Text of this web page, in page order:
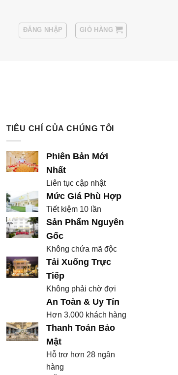
ĐĂNG NHẬP GIỎ HÀNG
TIÊU CHÍ CỦA CHÚNG TÔI
Phiên Bản Mới
Nhất
Liên tục cập nhật
Mức Giá Phù Hợp
Tiết kiệm 10 lần
Sản Phẩm Nguyên
Gốc
Không chứa mã độc
Tải Xuống Trực
Tiếp
Không phải chờ đợi
An Toàn & Uy Tín
Hơn 3.000 khách hàng
Thanh Toán Bảo
Mật
Hỗ trợ hơn 28 ngân
hàng